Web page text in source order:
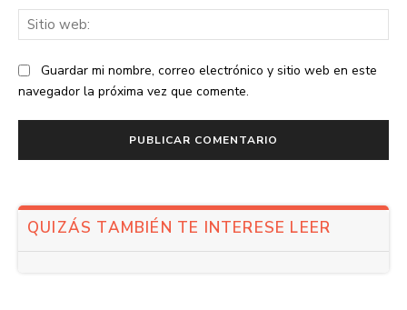
Guardar mi nombre, correo electrónico y sitio web en este
navegador la próxima vez que comente.
QUIZÁS TAMBIÉN TE INTERESE LEER